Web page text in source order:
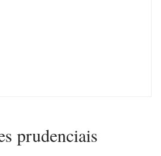
prudenciais